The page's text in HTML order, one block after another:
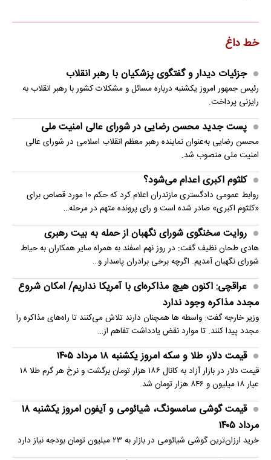
خط داغ
جزئیات دیدار و گفتگوی پزشکیان با رهبر انقلاب
رئیس جمهور امروز یکشنبه درباره مسائل و مشکلات کشور با رهبر انقلاب به
رایزنی پرداخت.
پست جدید محسن رضایی در شورای عالی امنیت ملی
محسن رضایی به‌عنوان نماینده رهبر معظم انقلاب اسلامی در شورای عالی
امنیت ملی منصوب شد.
کلثوم اکبری اعدام می‌شود؟
روابط عمومی دادگستری مازندران اعلام کرد که حکم ۱۰ مورد قصاص برای
«کلثوم اکبری» صادر شده است و رای پرونده متهم در مرحله…
روایت سخنگوی شورای نگهبان از حمله به بیت رهبری
هادی طحان نظیف گفت: در روز نهم اسفند به همراه سایر همکاران به حیاط
شورای نگهبان آمدیم. اگرچه برخی برادران پاسدار و…
عراقچی: اکنون هیچ مذاکره‌ای با آمریکا نداریم/ امکان شروع
مجدد مذاکره وجود ندارد
وزیر خارجه گفت: واسطه ها همچنان دارند تلاش می‌کنند تا راه‌های مذاکره را
مجدد پیدا کنند. تا موارد نقض یادداشت تفاهم از…
قیمت دلار، طلا و سکه امروز یکشنبه ۱۸ مرداد ۱۴۰۵
قیمت دلار در بازار آزاد به کانال ۱۸۶ هزار تومان برگشت و نرخ هر گرم طلا ۱۸
عیار ۱۸ میلیون و ۸۴۶ هزار تومان شد
قیمت گوشی سامسونگ، شیائومی و آیفون امروز یکشنبه ۱۸
مرداد ۱۴۰۵
خرید ارزان‌ترین گوشی شیائومی در بازار به ۲۳ میلیون تومان بودجه نیاز دارد